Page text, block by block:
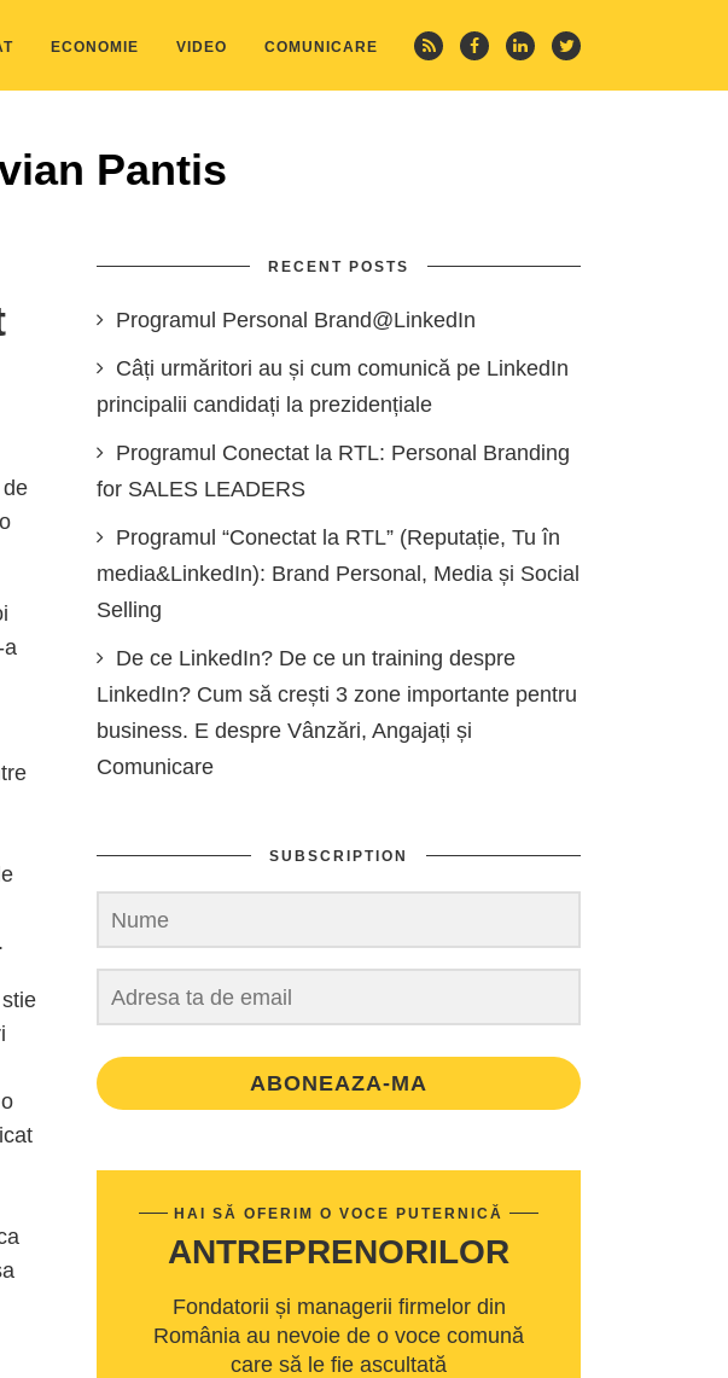
ECONOMIE VIDEO COMUNICARE
Pantis
a
RECENT POSTS
Programul Personal Brand@LinkedIn
Câți urmăritori au și cum comunică pe LinkedIn
principalii candidați la prezidențiale
Programul Conectat la RTL: Personal Branding
for SALES LEADERS
Programul “Conectat la RTL” (Reputație, Tu în
media&LinkedIn): Brand Personal, Media și Social
Selling
De ce LinkedIn? De ce un training despre
LinkedIn? Cum să crești 3 zone importante pentru
business. E despre Vânzări, Angajați și
Comunicare
SUBSCRIPTION
ABONEAZA-MA
HAI SĂ OFERIM O VOCE PUTERNICĂ
ANTREPRENORILOR
Fondatorii și managerii firmelor din
România au nevoie de o voce comună
care să le fie ascultată